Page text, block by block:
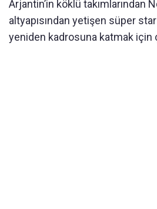
Arjantin’in köklü takımlarından
altyapısından yetişen süper
yeniden kadrosuna katmak için